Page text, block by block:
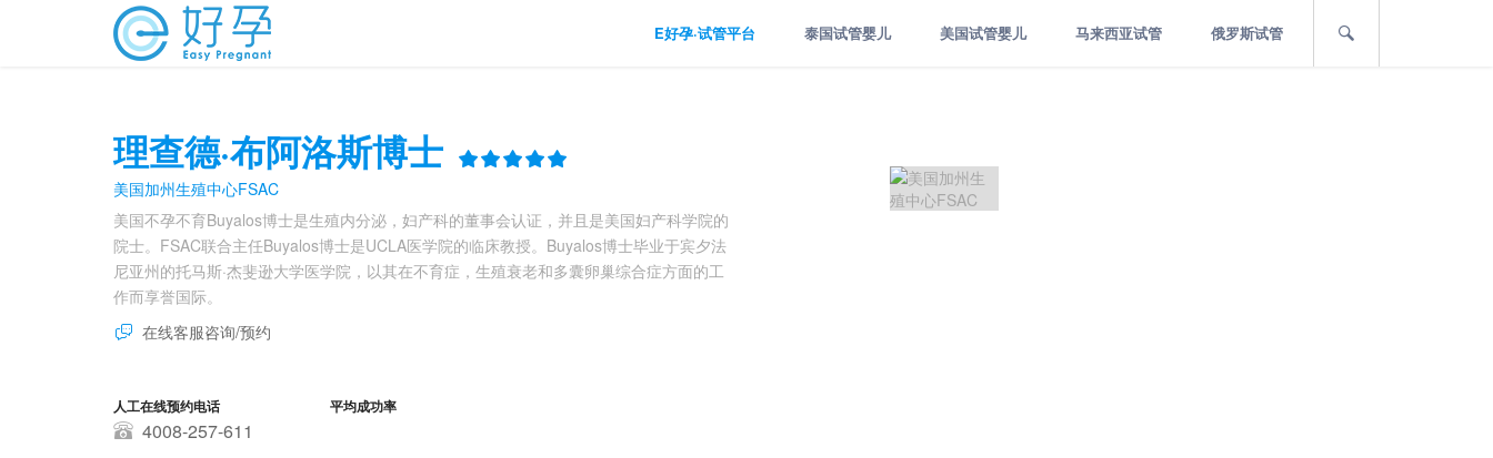
E好孕·试管平台 泰国试管婴儿 美国试管婴儿 马来西亚试管 俄罗斯试管
理查德·布阿洛斯博士
美国加州生殖中心FSAC
美国不孕不育Buyalos博士是生殖内分泌，妇产科的董事会认证，并且是美国妇产科学院的
院士。FSAC联合主任Buyalos博士是UCLA医学院的临床教授。Buyalos博士毕业于宾夕法
尼亚州的托马斯·杰斐逊大学医学院，以其在不育症，生殖衰老和多囊卵巢综合症方面的工
作而享誉国际。
在线客服咨询/预约
人工在线预约电话
4008-257-611
平均成功率